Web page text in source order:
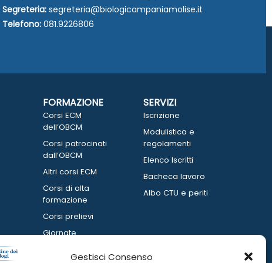
Gestisci Consenso
Segreteria: segreteria@biologicampaniamolise.it
Telefono: 081.9226806
FORMAZIONE
Corsi ECM
dell’OBCM
Corsi patrocinati
dall’OBCM
Altri corsi ECM
Corsi di alta
formazione
Corsi prelievi
Giornate
SERVIZI
Iscrizione
Modulistica e
regolamenti
Elenco Iscritti
Bacheca lavoro
Albo CTU e periti